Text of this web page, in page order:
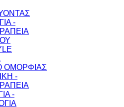
-
ΟΜΟΡΦΙΑΣ
-
-